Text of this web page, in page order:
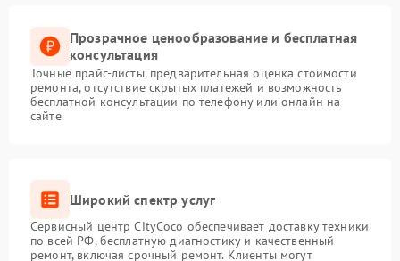
Прозрачное ценообразование и бесплатная
консультация
Точные прайс-листы, предварительная оценка стоимости
ремонта, отсутствие скрытых платежей и возможность
бесплатной консультации по телефону или онлайн на
сайте
Широкий спектр услуг
Сервисный центр CityCoco обеспечивает доставку техники
по всей РФ, бесплатную диагностику и качественный
ремонт, включая срочный ремонт. Клиенты могут